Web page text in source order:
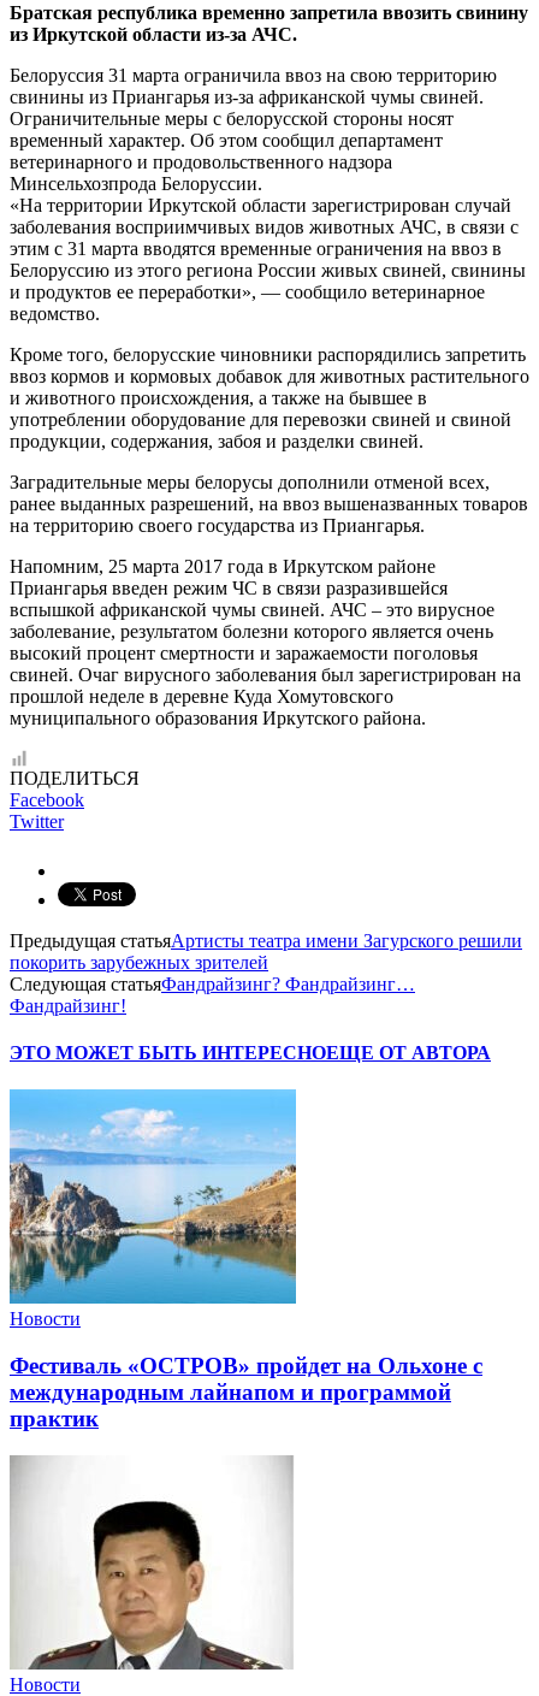
Братская республика временно запретила ввозить свинину
из Иркутской области из-за АЧС.
Белоруссия 31 марта ограничила ввоз на свою территорию
свинины из Приангарья из-за африканской чумы свиней.
Ограничительные меры с белорусской стороны носят
временный характер. Об этом сообщил департамент
ветеринарного и продовольственного надзора
Минсельхозпрода Белоруссии.
«На территории Иркутской области зарегистрирован случай
заболевания восприимчивых видов животных АЧС, в связи с
этим с 31 марта вводятся временные ограничения на ввоз в
Белоруссию из этого региона России живых свиней, свинины
и продуктов ее переработки», — сообщило ветеринарное
ведомство.
Кроме того, белорусские чиновники распорядились запретить
ввоз кормов и кормовых добавок для животных растительного
и животного происхождения, а также на бывшее в
употреблении оборудование для перевозки свиней и свиной
продукции, содержания, забоя и разделки свиней.
Заградительные меры белорусы дополнили отменой всех,
ранее выданных разрешений, на ввоз вышеназванных товаров
на территорию своего государства из Приангарья.
Напомним, 25 марта 2017 года в Иркутском районе
Приангарья введен режим ЧС в связи разразившейся
вспышкой африканской чумы свиней. АЧС – это вирусное
заболевание, результатом болезни которого является очень
высокий процент смертности и заражаемости поголовья
свиней. Очаг вирусного заболевания был зарегистрирован на
прошлой неделе в деревне Куда Хомутовского
муниципального образования Иркутского района.
ПОДЕЛИТЬСЯ
Facebook
Twitter
Предыдущая статьяАртисты театра имени Загурского решили
покорить зарубежных зрителей
Следующая статьяФандрайзинг? Фандрайзинг…
Фандрайзинг!
ЭТО МОЖЕТ БЫТЬ ИНТЕРЕСНОЕЩЕ ОТ АВТОРА
Новости
Фестиваль «ОСТРОВ» пройдет на Ольхоне с
международным лайнапом и программой
практик
Новости